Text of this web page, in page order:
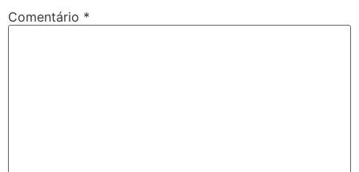
Comentário *